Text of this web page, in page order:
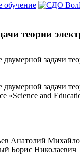
обучение
теории
двумерной задачи
двумерной задачи
«Science and
Анатолий
Борис Николаевич